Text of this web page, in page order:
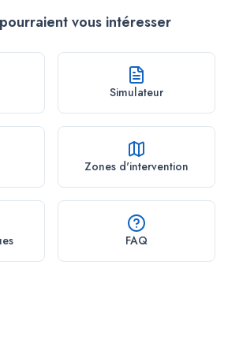
vous intéresser
Simulateur
Zones d'intervention
FAQ